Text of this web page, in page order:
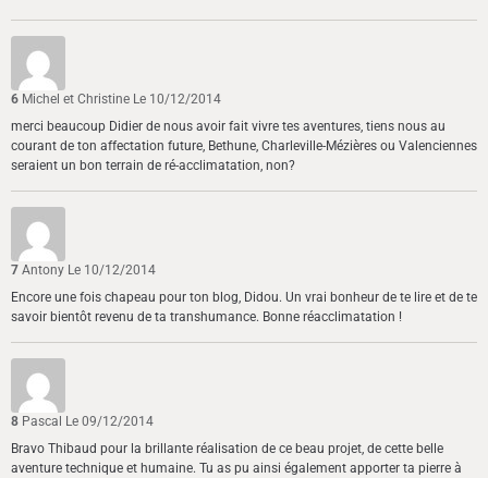
6 Michel et Christine Le 10/12/2014
merci beaucoup Didier de nous avoir fait vivre tes aventures, tiens nous au
courant de ton affectation future, Bethune, Charleville-Mézières ou Valenciennes
seraient un bon terrain de ré-acclimatation, non?
7 Antony Le 10/12/2014
Encore une fois chapeau pour ton blog, Didou. Un vrai bonheur de te lire et de te
savoir bientôt revenu de ta transhumance. Bonne réacclimatation !
8 Pascal
Le 09/12/2014
Bravo Thibaud pour la brillante réalisation de ce beau projet, de cette belle
aventure technique et humaine. Tu as pu ainsi également apporter ta pierre à